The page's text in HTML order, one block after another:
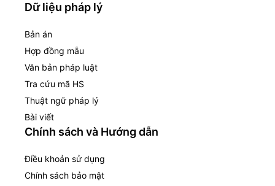
Dữ liệu pháp lý
Bản án
Hợp đồng mẫu
Văn bản pháp luật
Tra cứu mã HS
Thuật ngữ pháp lý
Bài viết
Chính sách và Hướng dẫn
Điều khoản sử dụng
Chính sách bảo mật